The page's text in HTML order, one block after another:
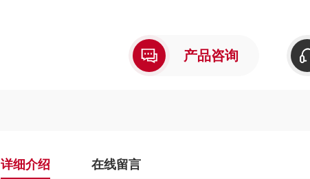
产品咨询
详细介绍 在线留言